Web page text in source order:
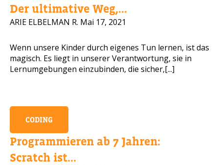
Der ultimative Weg,...
ARIE ELBELMAN R. Mai 17, 2021
Wenn unsere Kinder durch eigenes Tun lernen, ist das
magisch. Es liegt in unserer Verantwortung, sie in
Lernumgebungen einzubinden, die sicher,[...]
CODING
Programmieren ab 7 Jahren:
Scratch ist...